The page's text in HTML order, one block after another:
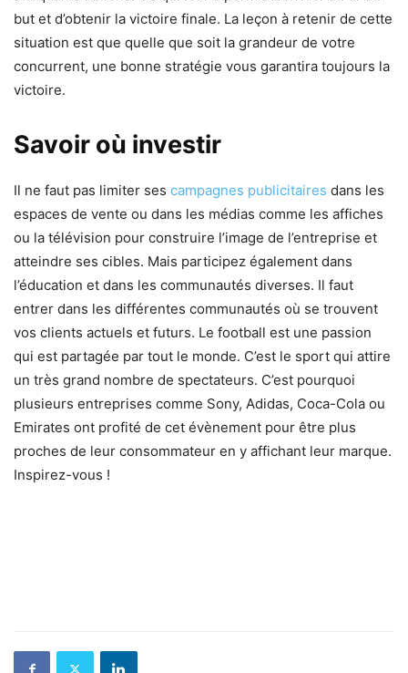
but et d’obtenir la victoire finale. La leçon à retenir de cette
situation est que quelle que soit la grandeur de votre
concurrent, une bonne stratégie vous garantira toujours la
victoire.
Savoir où investir
Il ne faut pas limiter ses campagnes publicitaires dans les
espaces de vente ou dans les médias comme les affiches
ou la télévision pour construire l’image de l’entreprise et
atteindre ses cibles. Mais participez également dans
l’éducation et dans les communautés diverses. Il faut
entrer dans les différentes communautés où se trouvent
vos clients actuels et futurs. Le football est une passion
qui est partagée par tout le monde. C’est le sport qui attire
un très grand nombre de spectateurs. C’est pourquoi
plusieurs entreprises comme Sony, Adidas, Coca-Cola ou
Emirates ont profité de cet évènement pour être plus
proches de leur consommateur en y affichant leur marque.
Inspirez-vous !